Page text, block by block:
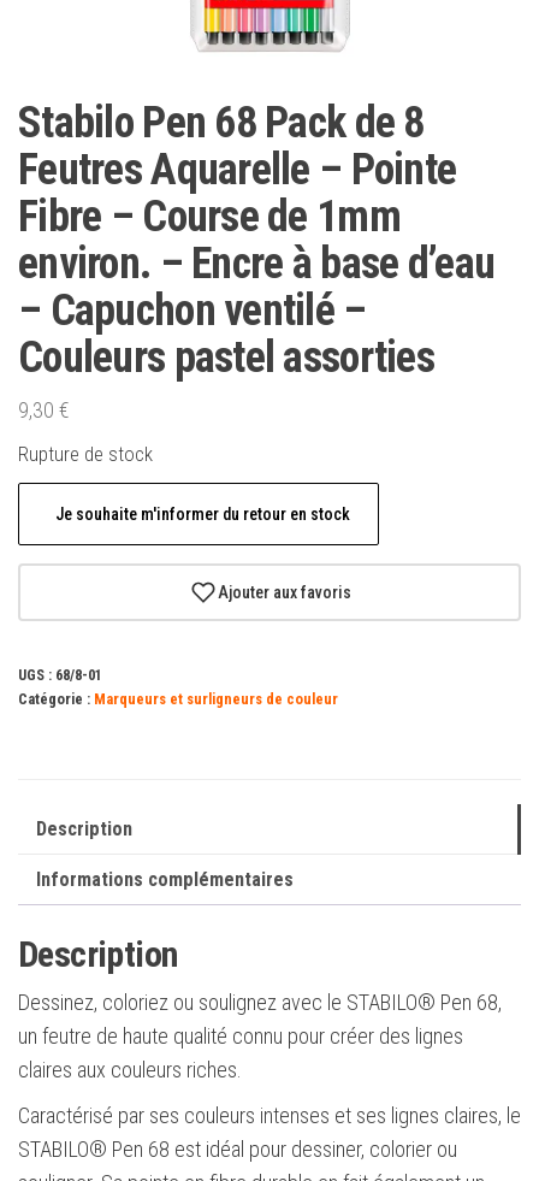
Stabilo Pen 68 Pack de 8
Feutres Aquarelle – Pointe
Fibre – Course de 1mm
environ. – Encre à base d’eau
– Capuchon ventilé –
Couleurs pastel assorties
9,30 €
Rupture de stock
Je souhaite m'informer du retour en stock
Ajouter aux favoris
UGS : 68/8-01
Catégorie : Marqueurs et surligneurs de couleur
Description
Informations complémentaires
Description
Dessinez, coloriez ou soulignez avec le STABILO® Pen 68,
un feutre de haute qualité connu pour créer des lignes
claires aux couleurs riches.
Caractérisé par ses couleurs intenses et ses lignes claires, le
STABILO® Pen 68 est idéal pour dessiner, colorier ou